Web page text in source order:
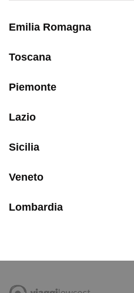
Emilia Romagna
Toscana
Piemonte
Lazio
Sicilia
Veneto
Lombardia